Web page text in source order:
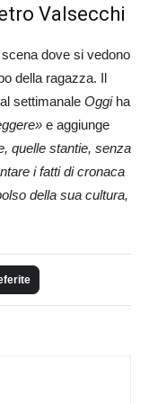
Valsecchi
dove si vedono
della ragazza. Il
settimanale Oggiha
e aggiunge
quelle stantie, senza
i fatti di cronaca
della sua cultura,